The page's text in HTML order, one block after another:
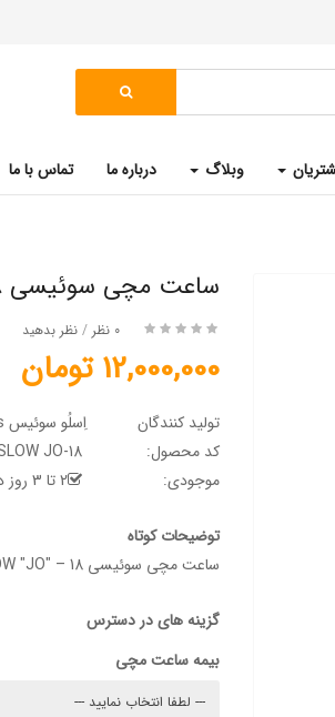
وبلاگ درباره ما تماس با ما
ساعت مچی سوئیسی SLOW "JO" – 18
0 نظر /نظر بدهید
12,000,000 تومان
تولید کنندگان
اِسلُو سوئیس SLOW Swiss
کد محصول:
SLOW JO-18
موجودی:
2 تا 3 روز دیگر
توضیحات کوتاه
ساعت مچی سوئیسی SLOW "JO" – 18ساعت مچی سوئیسی SLOW "JO" – 18،
گزینه های در دسترس
بیمه ساعت مچی